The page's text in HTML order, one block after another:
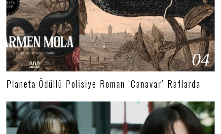
04
Planeta Ödüllü Polisiye Roman ‘Canavar’ Raflarda